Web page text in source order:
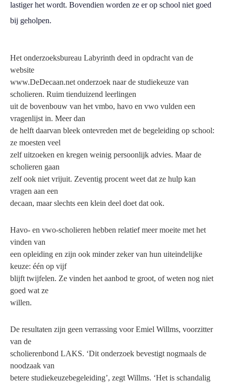
lastiger het wordt. Bovendien worden ze er op school niet goed
bij geholpen.
Het onderzoeksbureau Labyrinth deed in opdracht van de
website
www.DeDecaan.net onderzoek naar de studiekeuze van
scholieren. Ruim tienduizend leerlingen
uit de bovenbouw van het vmbo, havo en vwo vulden een
vragenlijst in. Meer dan
de helft daarvan bleek ontevreden met de begeleiding op school:
ze moesten veel
zelf uitzoeken en kregen weinig persoonlijk advies. Maar de
scholieren gaan
zelf ook niet vrijuit. Zeventig procent weet dat ze hulp kan
vragen aan een
decaan, maar slechts een klein deel doet dat ook.
Havo- en vwo-scholieren hebben relatief meer moeite met het
vinden van
een opleiding en zijn ook minder zeker van hun uiteindelijke
keuze: één op vijf
blijft twijfelen. Ze vinden het aanbod te groot, of weten nog niet
goed wat ze
willen.
De resultaten zijn geen verrassing voor Emiel Willms, voorzitter
van de
scholierenbond LAKS. ‘Dit onderzoek bevestigt nogmaals de
noodzaak van
betere studiekeuzebegeleiding’, zegt Willms. ‘Het is schandalig